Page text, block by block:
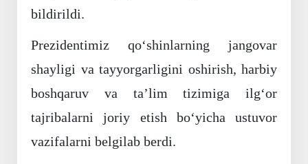
bildirildi.
Prezidentimiz qo‘shinlarning jangovar
shayligi va tayyorgarligini oshirish, harbiy
boshqaruv va ta’lim tizimiga ilg‘or
tajribalarni joriy etish bo‘yicha ustuvor
vazifalarni belgilab berdi.